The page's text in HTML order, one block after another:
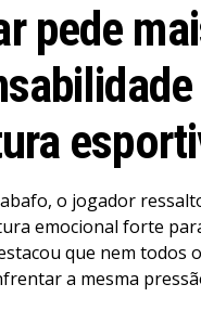
pede
o jogador
emocional forte
que nem todos
a mesma